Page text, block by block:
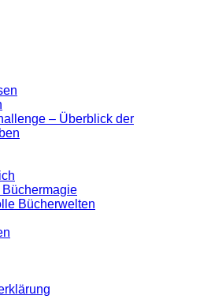
– Überblick der
Bücherwelten